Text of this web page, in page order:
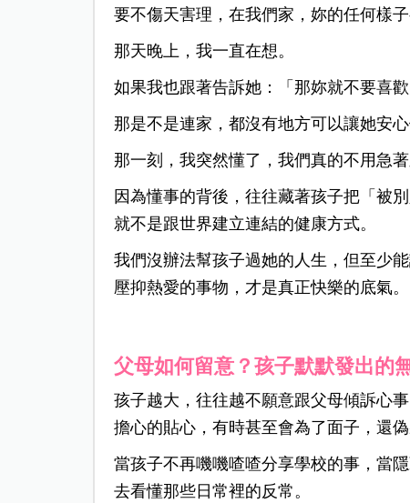
要不傷天害理，在我們家，妳的任何樣
那天晚上，我一直在想。
如果我也跟著告訴她：「那妳就不要喜歡
那是不是連家，都沒有地方可以讓她安
那一刻，我突然懂了， 我們真的不用急
因為懂事的背後，往往藏著孩子把「被
就不是跟世界建立連結的健康方式。
我們沒辦法幫孩子過她的人生，但至少
壓抑熱愛的事物，才是真正快樂的底氣。
父母如何留意？孩子默默發出的
孩子越大，往往越不願意跟父母傾訴心
擔心的貼心，有時甚至會為了面子，還
當孩子不再嘰嘰喳喳分享學校的事，當
去看懂那些日常裡的反常。